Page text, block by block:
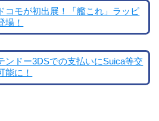
コモが初出展！「艦これ」ラッピ
場！
ンドー3DSでの支払いにSuica等交
能に！